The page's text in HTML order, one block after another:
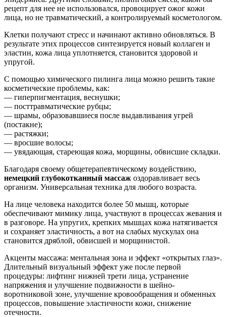
рецепт для нее не использовался, провоцирует ожог кожи
лица, но не травматический, а контролируемый косметологом.
Клетки получают стресс и начинают активно обновляться. В
результате этих процессов синтезируется новый коллаген и
эластин, кожа лица уплотняется, становится здоровой и
упругой.
С помощью химического пилинга лица можно решить такие
косметические проблемы, как:
— гиперпигментация, веснушки;
— посттравматические рубцы;
— шрамы, образовавшиеся после выдавливания угрей
(постакне);
— растяжки;
— вросшие волосы;
— увядающая, стареющая кожа, морщины, обвисшие складки.
Благодаря своему общетерапевтическому воздействию,
немецкий глубокотканный массаж оздоравливает весь
организм. Универсальная техника для любого возраста.
На лице человека находится более 50 мышц, которые
обеспечивают мимику лица, участвуют в процессах жевания и
в разговоре. На упругих, крепких мышцах кожа натягивается
и сохраняет эластичность, а вот на слабых мускулах она
становится дряблой, обвисшей и морщинистой.
Акценты массажа: ментальная зона и эффект «открытых глаз».
Длительный визуальный эффект уже после первой
процедуры: лифтинг нижней трети лица, устранение
напряжения и улучшение подвижности в шейно-
воротниковой зоне, улучшение кровообращения и обменных
процессов, повышение эластичности кожи, снижение
отечности.